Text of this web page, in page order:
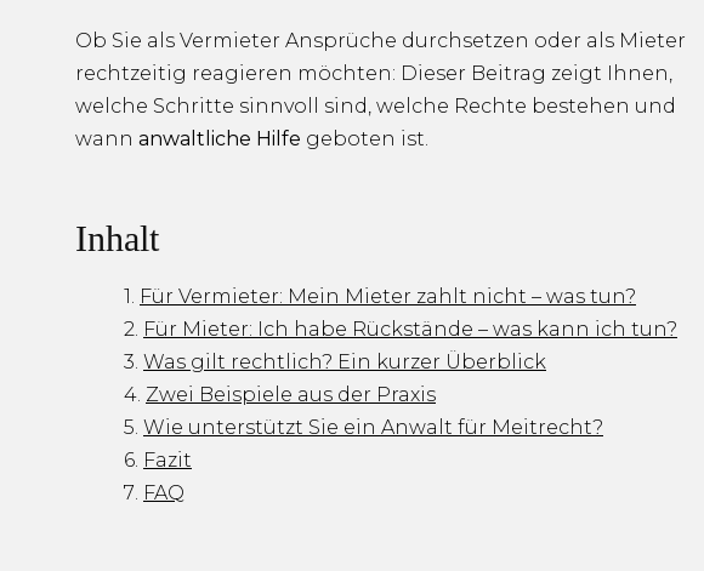
Ob Sie als Vermieter Ansprüche durchsetzen oder als Mieter
rechtzeitig reagieren möchten: Dieser Beitrag zeigt Ihnen,
welche Schritte sinnvoll sind, welche Rechte bestehen und
wann anwaltliche Hilfe geboten ist.
Inhalt
Für Vermieter: Mein Mieter zahlt nicht – was tun?
Für Mieter: Ich habe Rückstände – was kann ich tun?
Was gilt rechtlich? Ein kurzer Überblick
Zwei Beispiele aus der Praxis
Wie unterstützt Sie ein Anwalt für Meitrecht?
Fazit
FAQ